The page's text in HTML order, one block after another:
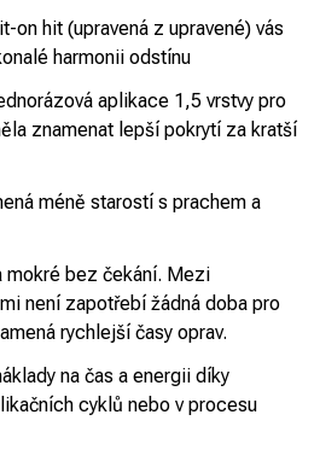
on hit (upravená z upravené) vás
harmonii odstínu
aplikace 1,5 vrstvy pro
znamenat lepší pokrytí za kratší
méně starostí s prachem a
mokré bez čekání. Mezi
není zapotřebí žádná doba pro
rychlejší časy oprav.
na čas a energii díky
cyklů nebo v procesu